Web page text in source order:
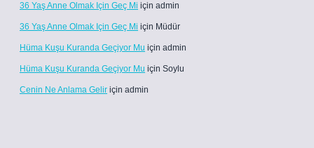
36 Yaş Anne Olmak Için Geç Mi için admin
36 Yaş Anne Olmak Için Geç Mi için Müdür
Hüma Kuşu Kuranda Geçiyor Mu için admin
Hüma Kuşu Kuranda Geçiyor Mu için Soylu
Cenin Ne Anlama Gelir için admin